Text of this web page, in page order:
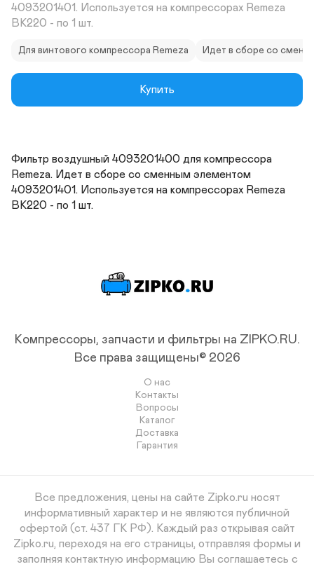
4093201401. Используется на компрессорах Remeza
ВК220 - по 1 шт.
Для винтового компрессора Remeza Идет в сборе со
Купить
Фильтр воздушный 4093201400 для компрессора
Remeza. Идет в сборе со сменным элементом
4093201401. Используется на компрессорах Remeza
ВК220 - по 1 шт.
Компрессоры, запчасти и фильтры на ZIPKO.RU.
Все права защищены© 2026
О нас
Контакты
Вопросы
Каталог
Доставка
Гарантия
Все предложения, цены на сайте Zipko.ru носят
информативный характер и не являются публичной
офертой (ст. 437 ГК РФ). Каждый раз открывая сайт
Zipko.ru, переходя на его страницы, отправляя формы и
заполняя контактную информацию Вы соглашаетесь с